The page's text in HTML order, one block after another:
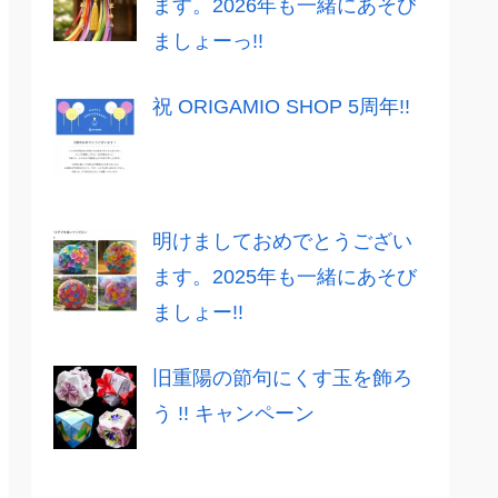
ます。2026年も一緒にあそび
ましょーっ!!
祝 ORIGAMIO SHOP 5周年!!
明けましておめでとうござい
ます。2025年も一緒にあそび
ましょー!!
旧重陽の節句にくす玉を飾ろ
う !! キャンペーン